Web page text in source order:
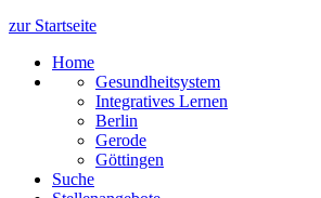
zur Startseite
Home
Gesundheitsystem
Integratives Lernen
Berlin
Gerode
Göttingen
Suche